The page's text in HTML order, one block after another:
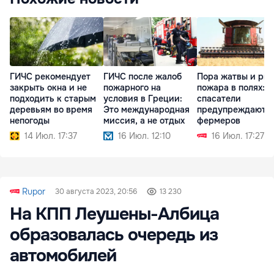
ГИЧС рекомендует
закрыть окна и не
подходить к старым
деревьям во время
непогоды
14 Июл. 17:37
ГИЧС после жалоб
пожарного на
условия в Греции:
Это международная
миссия, а не отдых
16 Июл. 12:10
Пора жатвы и
пожара в полях:
спасатели
предупреждают
фермеров
16 Июл. 17:27
Rupor 30 августа 2023, 20:56 13 230
На КПП Леушены-Албица
образовалась очередь из
автомобилей